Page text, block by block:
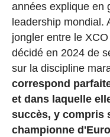
années explique en
leadership mondial.
jongler entre le
décidé en 2024 de
sur la discipline
correspond
et dans laquelle
succès, y compris
championne